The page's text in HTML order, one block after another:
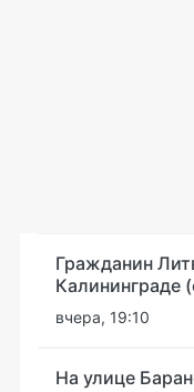
Гражданин
Калининграде
вчера, 19:10
На улице